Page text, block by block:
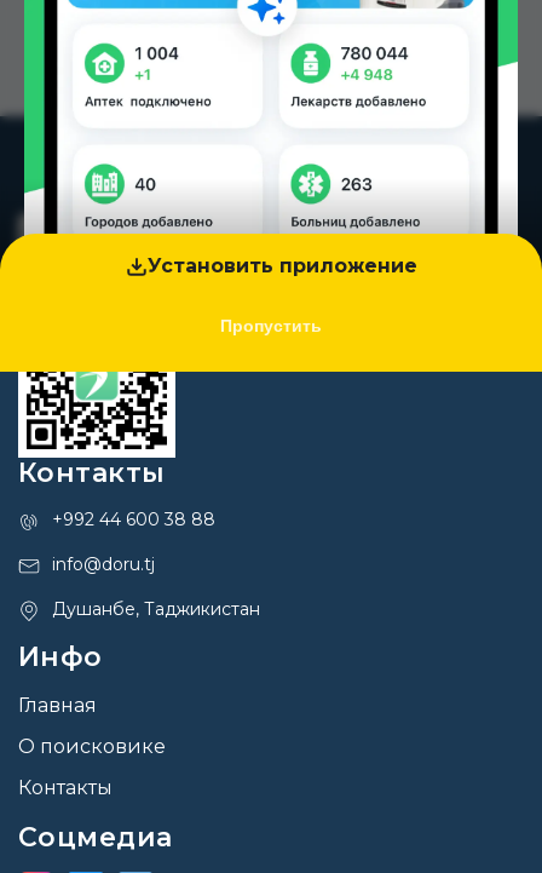
Установить приложение
Пропустить
Контакты
+992 44 600 38 88
info@doru.tj
Душанбе, Таджикистан
Инфо
Главная
О поисковике
Контакты
Соцмедиа